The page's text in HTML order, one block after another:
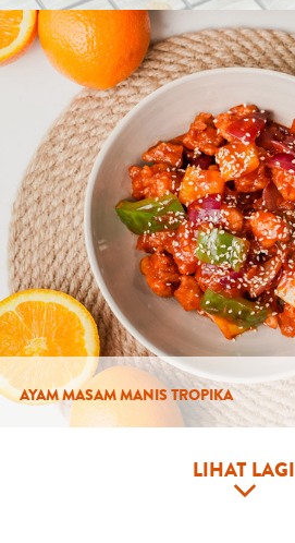
AYAM MASAM MANIS TROPIKA
LIHAT LAGI